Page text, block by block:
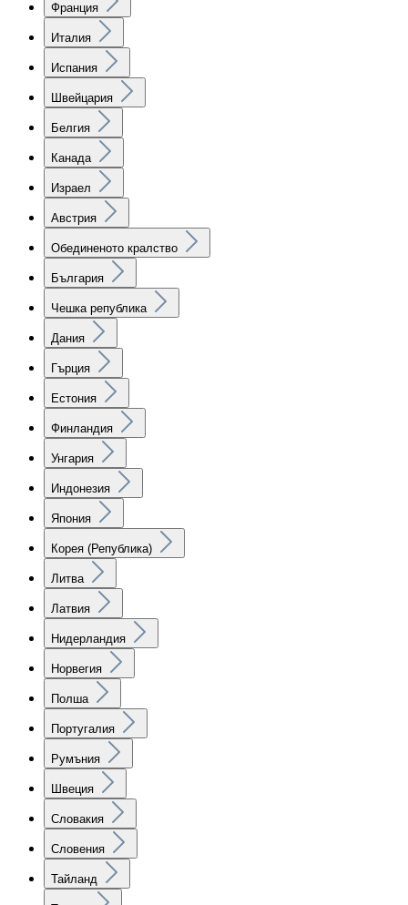
Франция
Италия
Испания
Швейцария
Белгия
Канада
Израел
Австрия
Обединеното кралство
България
Чешка република
Дания
Гърция
Естония
Финландия
Унгария
Индонезия
Япония
Корея (Република)
Литва
Латвия
Нидерландия
Норвегия
Полша
Португалия
Румъния
Швеция
Словакия
Словения
Тайланд